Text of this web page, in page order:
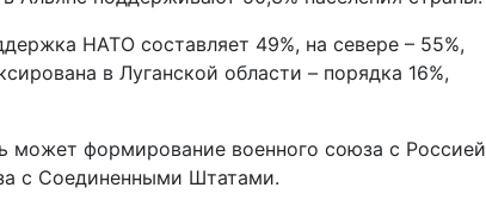
НАТО составляет 49%, на севере – 55%,
в Луганской области – порядка 16%,
может формирование военного союза с Россией
с Соединенными Штатами.